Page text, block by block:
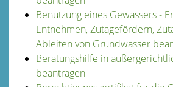
Benutzung eines Gewässers -
Entnehmen, Zutagefördern,
Ableiten von Grundwasser
Beratungshilfe in
beantragen